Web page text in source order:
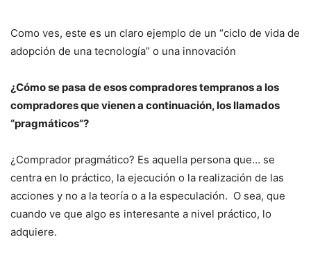
Como ves, este es un claro ejemplo de un “ciclo de vida de
adopción de una tecnología” o una innovación
¿Cómo se pasa de esos compradores tempranos a los
compradores que vienen a continuación, los llamados
“pragmáticos”?
¿Comprador pragmático? Es aquella persona que… se
centra en lo práctico, la ejecución o la realización de las
acciones y no a la teoría o a la especulación. O sea, que
cuando ve que algo es interesante a nivel práctico, lo
adquiere.